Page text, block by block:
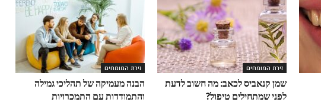
זירת המומחים
שמן קנאביס לכאב: מה חשוב לדעת
לפני שמתחילים טיפול?
זירת המומחים
הבנה מעמיקה של תהליכי גמילה
והתמודדות עם התמכרויות